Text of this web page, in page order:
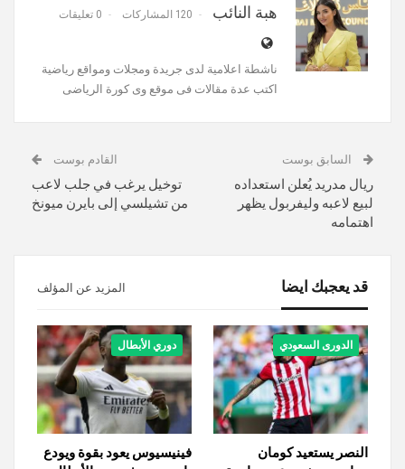
هبة النائب 120 المشاركات 0 تعليقات
‏ناشطة اعلامية لدى جريدة ومجلات ومواقع رياضية‏
اكتب عدة مقالات فى موقع وى كورة الرياضى
السابق بوست
ريال مدريد يُعلن استعداده
لبيع لاعبه وليفربول يظهر
اهتمامه
القادم بوست
توخيل يرغب في جلب لاعب
من تشيلسي إلى بايرن ميونخ
قد يعجبك ايضا المزيد عن المؤلف
الدورى السعودي
النصر يستعيد كومان
دوري الأبطال
فينيسيوس يعود بقوة ويودع